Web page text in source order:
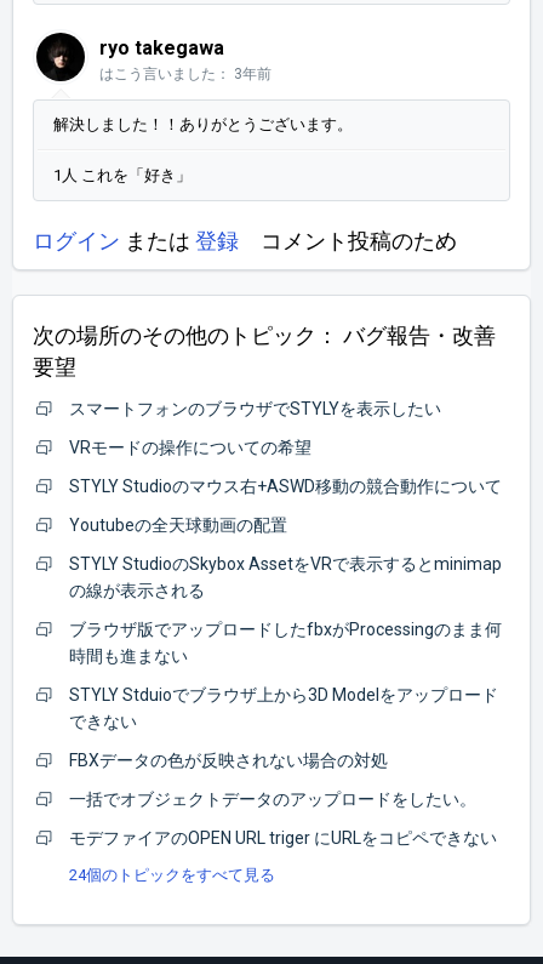
ryo takegawa
はこう言いました： 3年前
解決しました！！ありがとうございます。
1人 これを「好き」
ログイン または 登録 コメント投稿のため
次の場所のその他のトピック： バグ報告・改善
要望
スマートフォンのブラウザでSTYLYを表示したい
VRモードの操作についての希望
STYLY Studioのマウス右+ASWD移動の競合動作について
Youtubeの全天球動画の配置
STYLY StudioのSkybox AssetをVRで表示するとminimap
の線が表示される
ブラウザ版でアップロードしたfbxがProcessingのまま何
時間も進まない
STYLY Stduioでブラウザ上から3D Modelをアップロード
できない
FBXデータの色が反映されない場合の対処
一括でオブジェクトデータのアップロードをしたい。
モデファイアのOPEN URL triger にURLをコピペできない
24個のトピックをすべて見る